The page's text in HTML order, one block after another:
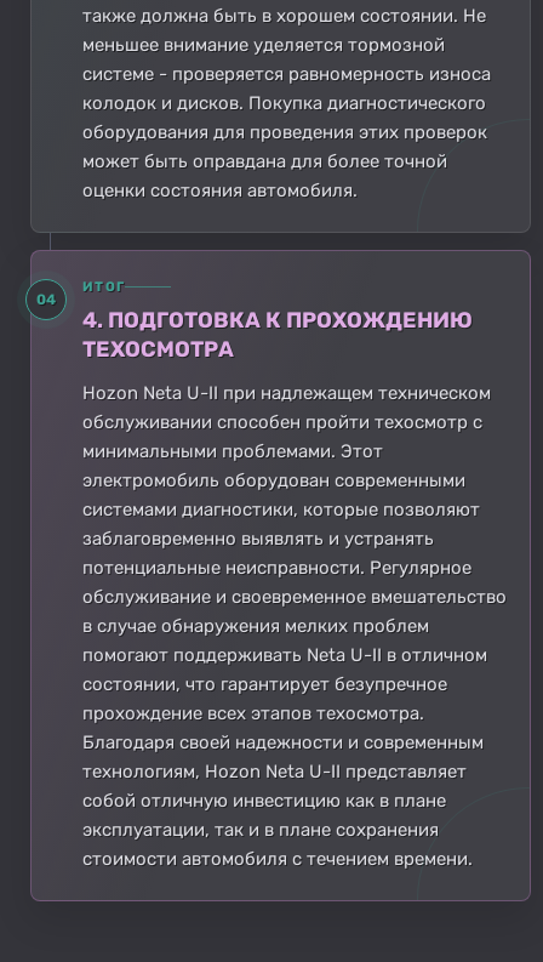
также должна быть в хорошем состоянии. Не
меньшее внимание уделяется тормозной
системе - проверяется равномерность износа
колодок и дисков. Покупка диагностического
оборудования для проведения этих проверок
может быть оправдана для более точной
оценки состояния автомобиля.
04
ИТОГ
4. ПОДГОТОВКА К ПРОХОЖДЕНИЮ
ТЕХОСМОТРА
Hozon Neta U-II при надлежащем техническом
обслуживании способен пройти техосмотр с
минимальными проблемами. Этот
электромобиль оборудован современными
системами диагностики, которые позволяют
заблаговременно выявлять и устранять
потенциальные неисправности. Регулярное
обслуживание и своевременное вмешательство
в случае обнаружения мелких проблем
помогают поддерживать Neta U-II в отличном
состоянии, что гарантирует безупречное
прохождение всех этапов техосмотра.
Благодаря своей надежности и современным
технологиям, Hozon Neta U-II представляет
собой отличную инвестицию как в плане
эксплуатации, так и в плане сохранения
стоимости автомобиля с течением времени.